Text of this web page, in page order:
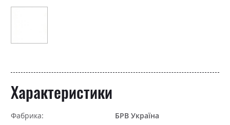
Характеристики
Фабрика:
БРВ Україна